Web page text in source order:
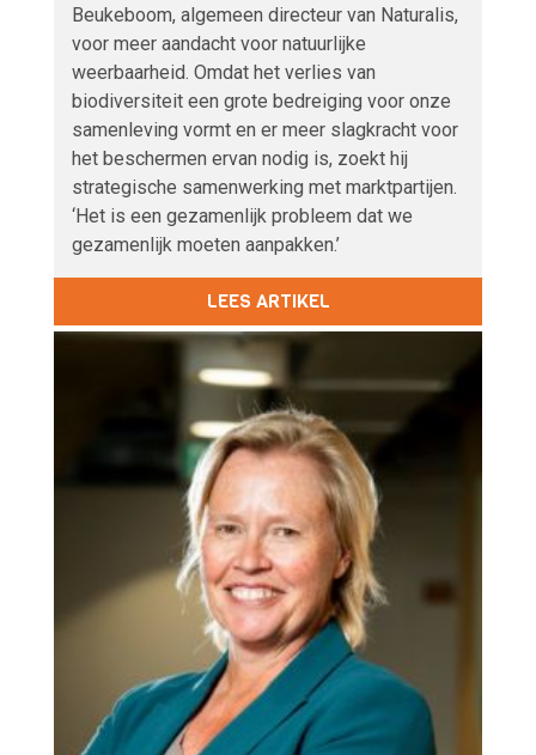
Beukeboom, algemeen directeur van Naturalis,
voor meer aandacht voor natuurlijke
weerbaarheid. Omdat het verlies van
biodiversiteit een grote bedreiging voor onze
samenleving vormt en er meer slagkracht voor
het beschermen ervan nodig is, zoekt hij
strategische samenwerking met marktpartijen.
‘Het is een gezamenlijk probleem dat we
gezamenlijk moeten aanpakken.’
LEES ARTIKEL